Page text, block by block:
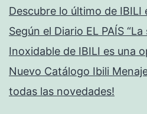
Descubre lo último de IBILI
Según el Diario EL PAÍS
Inoxidable de IBILI es una
Nuevo Catálogo Ibili
todas las novedades!